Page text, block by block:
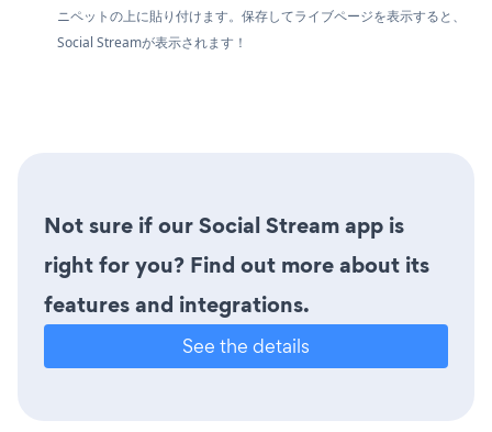
ニペットの上に貼り付けます。保存してライブページを表示すると、
Social Streamが表示されます！
Not sure if our Social Stream app is
right for you? Find out more about its
features and integrations.
See the details